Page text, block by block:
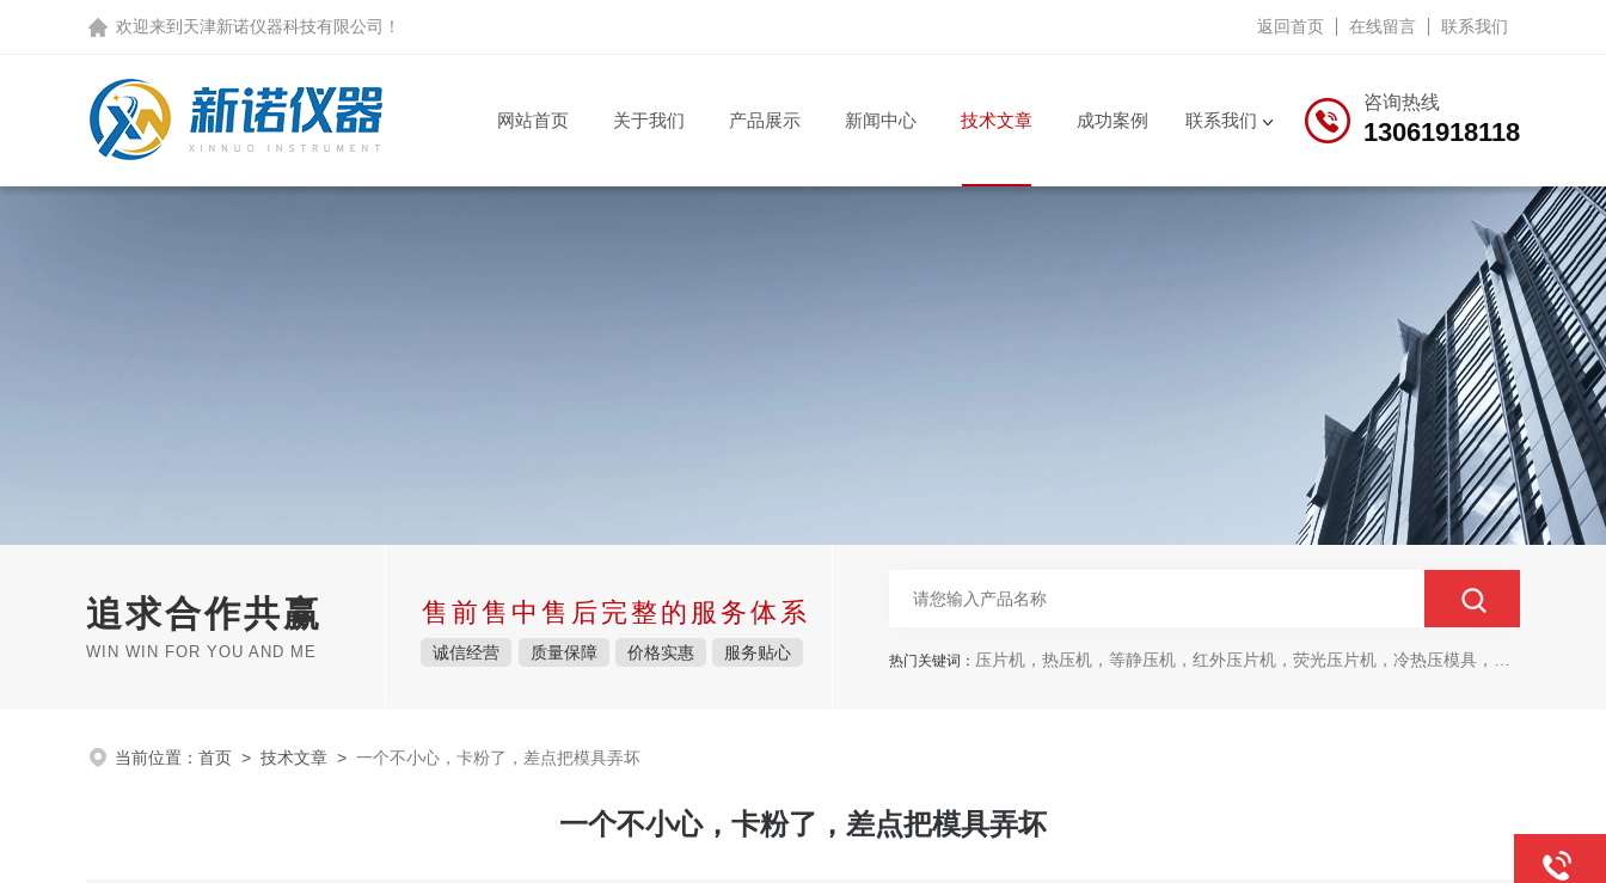
欢迎来到天津新诺仪器科技有限公司！ 返回首页 在线留言 联系我们
咨询热线
13061918118
网站首页 关于我们 产品展示 新闻中心 技术文章 成功案例 联系我们
追求合作共赢
WIN WIN FOR YOU AND ME
售前售中售后完整的服务体系
诚信经营 质量保障 价格实惠 服务贴心 热门关键词： 压片机，热压机，等静压机，红外压片机，荧光压片机，冷热压模具，马弗炉，干燥箱
当前位置： 首页 > 技术文章 > 一个不小心，卡粉了，差点把模具弄坏
一个不小心，卡粉了，差点把模具弄坏